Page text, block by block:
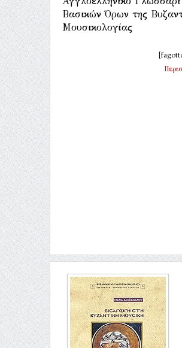
Βασικών Όρων της
Μουσικολογίας